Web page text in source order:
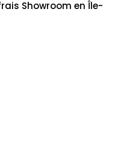
Showroom en Île-